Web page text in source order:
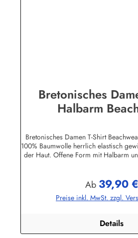
Bretonisches
Halbarm
Bretonisches Damen T-Shirt
100% Baumwolle herrlich elastisch
der Haut. Offene Form mit Halbarm
Wittmundinfo@modas-
Regulärer Preis:
Ab 39,90 €
Preise inkl. MwSt. zzgl.
Details